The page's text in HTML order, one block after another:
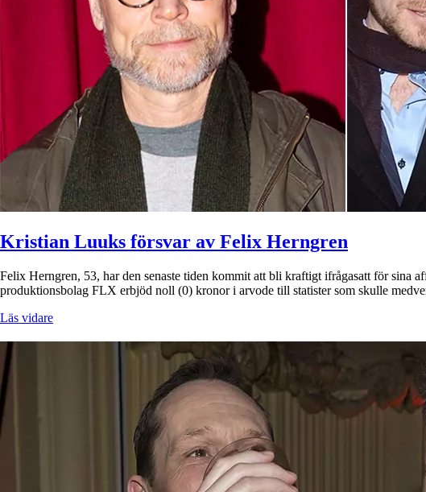
Kristian Luuks försvar av Felix Herngren
Felix Herngren, 53, har den senaste tiden kommit att bli kraftigt ifrågasatt för sina
produktionsbolag FLX erbjöd noll (0) kronor i arvode till statister som skulle
Läs vidare